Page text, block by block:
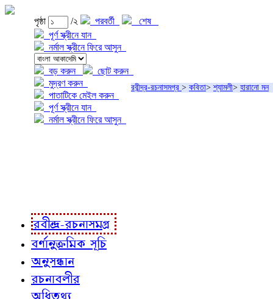
পৃষ্ঠা /২ পরবর্তী
শেষ
পূর্ণ স্ক্রীনে যান
নর্মাল স্ক্রীনে ফিরে আসুন
বড় করুন
ছোট করুন
মুদ্রণ করুন
পাতাটিকে মেইল করুন
পূর্ণ স্ক্রীনে যান
নর্মাল স্ক্রীনে ফিরে আসুন
রবীন্দ্র-রচনাসমগ্র > কবিতা>শ্যামলী> হারানো মন
রবীন্দ্র-রচনাসমগ্র
বর্ণানুক্রমিক সূচি
অনুসন্ধান
রচনাবলীর
অধিতথ্য